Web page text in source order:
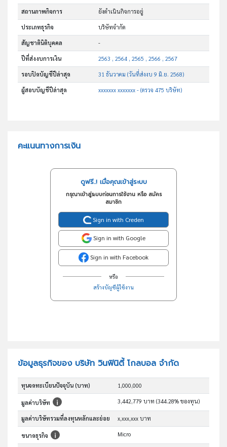
สถานภาพกิจการ ยังดำเนินกิจการอยู่
ประเภทธุรกิจ บริษัทจำกัด
สัญชาตินิติบุคคล -
ปีที่ส่งงบการเงิน 2563 , 2564 , 2565 , 2566 , 2567
รอบปิดบัญชีปีล่าสุด 31 ธันวาคม (วันที่ส่งงบ 9 มิ.ย. 2568)
ผู้สอบบัญชีปีล่าสุด xxxxxxx xxxxxxx - (ตรวจ 475 บริษัท)
คะแนนทางการเงิน
ดูฟรี..! เมื่อคุณเข้าสู่ระบบ
กรุณาเข้าสู่ระบบก่อนการใช้งาน หรือ สมัคร
สมาชิก
Sign in with Creden
Sign in with Google
Sign in with Facebook
หรือ
สร้างบัญชีผู้ใช้งาน
ข้อมูลธุรกิจของ บริษัท วินฟินิตี้ โกลบอล จำกัด
ทุนจดทะเบียนปัจจุบัน (บาท) 1,000,000
มูลค่าบริษัท 3,442,779 บาท (344.28% ของทุน)
มูลค่าบริษัทรวมที่ลงทุนหลักและย่อย x,xxx,xxx บาท
ขนาดธุรกิจ Micro